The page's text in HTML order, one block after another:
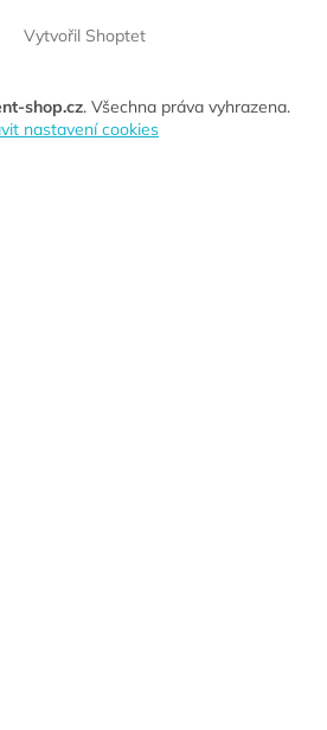
Vytvořil Shoptet
shop.cz. Všechna práva vyhrazena.
nastavení cookies